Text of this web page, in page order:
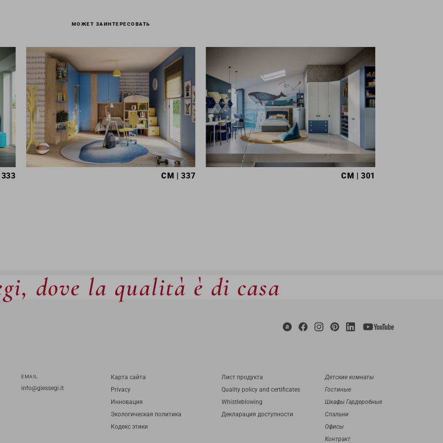
МОЖЕТ ЗАИНТЕРЕСОВАТЬ
CM | 337 CM | 301
dove la qualità è di casa
EMAIL
info@giessegi.it
Карта cайта
Privacy
Инновация
Экологическая политика
Кодекс этики
Лист продукта
Quality policy and certificates
Whistleblowing
Декларация доступности
Детские комнаты
Гостиные
Шкафы Гардеробные
Спальни
Офисы
Контракт